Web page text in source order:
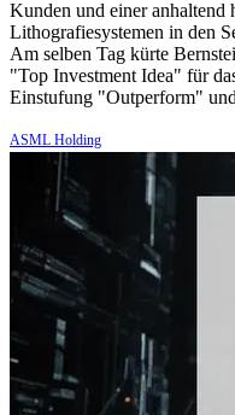
Kunden und einer anhaltend
Lithografiesystemen in den
Am selben Tag kürte
"Top Investment Idea" für
Einstufung "Outperform"
ASML Holding